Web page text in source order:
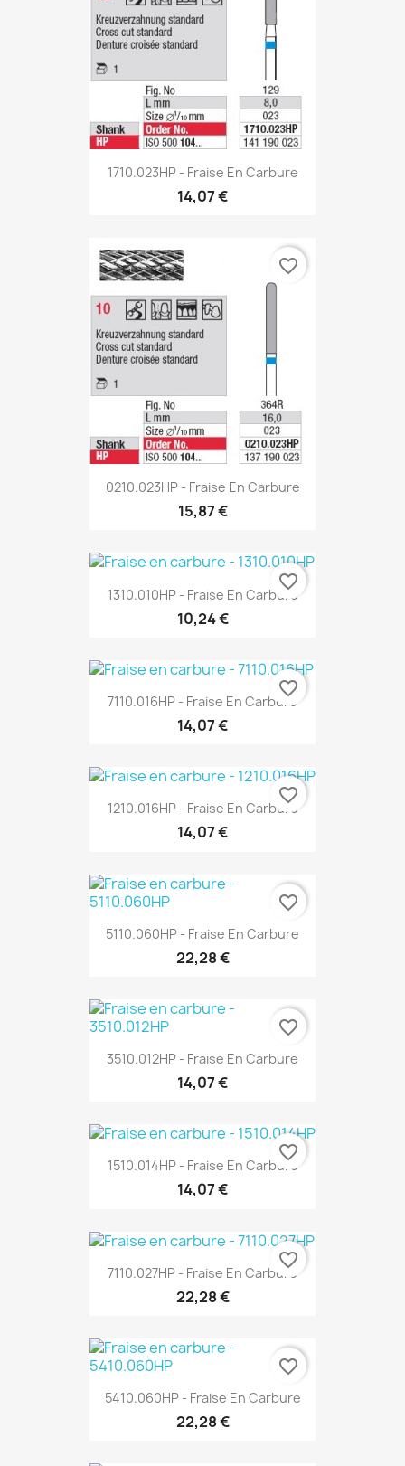
1710.023HP - Fraise En Carbure
14,07 €
0210.023HP - Fraise En Carbure
15,87 €
favorite_border
1310.010HP - Fraise En Carbure
10,24 €
favorite_border
7110.016HP - Fraise En Carbure
14,07 €
favorite_border
1210.016HP - Fraise En Carbure
14,07 €
favorite_border
5110.060HP - Fraise En Carbure
22,28 €
favorite_border
3510.012HP - Fraise En Carbure
14,07 €
favorite_border
1510.014HP - Fraise En Carbure
14,07 €
favorite_border
7110.027HP - Fraise En Carbure
22,28 €
favorite_border
5410.060HP - Fraise En Carbure
22,28 €
favorite_border